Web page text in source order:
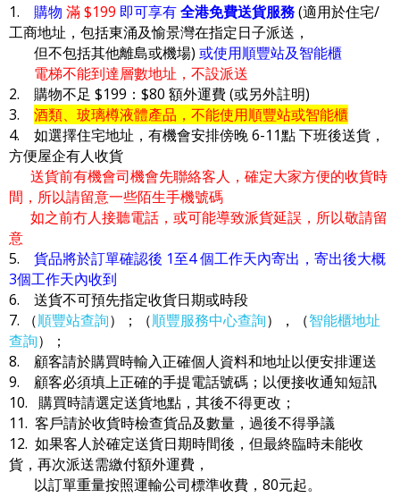
1. 購物 滿 $199 即可享有全港免費送貨服務(適用於住宅/
工商地址，包括東涌及愉景灣在指定日子派送，
但不包括其他離島或機場) 或使用順豐站及智能櫃
電梯不能到達層數地址，不設派送
2. 購物不足 $199：$80 額外運費 (或另外註明)
3. 酒類、玻璃樽液體產品，不能使用順豐站或智能櫃
4. 如選擇住宅地址，有機會安排傍晚 6-11點 下班後送貨，
方便屋企有人收貨
送貨前有機會司機會先聯絡客人，確定大家方便的收貨時
間，所以請留意一些陌生手機號碼
如之前冇人接聽電話，或可能導致派貨延誤，所以敬請留
意
5. 貨品將於訂單確認後 1至4 個工作天內寄出，寄出後大概
3個工作天內收到
6. 送貨不可預先指定收貨日期或時段
7. （順豐站查詢）；（順豐服務中心查詢），（智能櫃地址
查詢）；
8. 顧客請於購買時輸入正確個人資料和地址以便安排運送
9. 顧客必須填上正確的手提電話號碼；以便接收通知短訊
10. 購買時請選定送貨地點，其後不得更改；
11. 客戶請於收貨時檢查貨品及數量，過後不得爭議
12. 如果客人於確定送貨日期時間後，但最終臨時未能收
貨，再次派送需繳付額外運費，
以訂單重量按照運輸公司標準收費，80元起。